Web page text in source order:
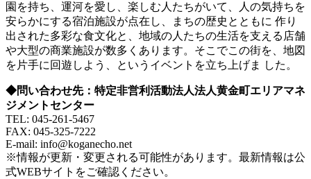
園を持ち、運河を愛し、楽しむ人たちがいて、人の気持ちを
安らかにする宿泊施設が点在し、まちの歴史とともに 作り
出された多彩な食文化と、地域の人たちの生活を支える店舗
や大型の商業施設が数多くあります。そこでこの街を、地図
を片手に回遊しよう、というイベントを立ち上げま した。
◆問い合わせ先：特定非営利活動法人法人黄金町エリアマネ
ジメントセンター
TEL: 045-261-5467
FAX: 045-325-7222
E-mail: info@koganecho.net
※情報が更新・変更される可能性があります。最新情報は公
式WEBサイトをご確認ください。